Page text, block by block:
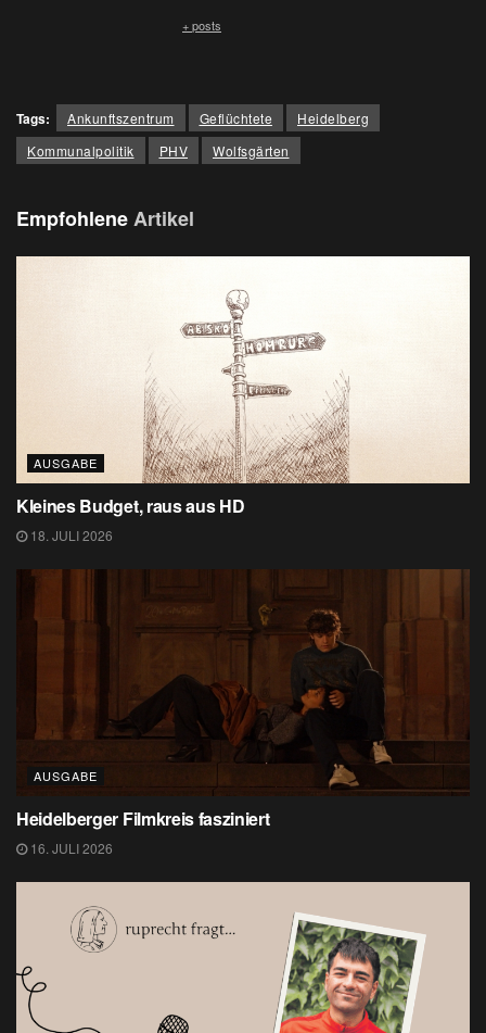
+ posts
Tags: Ankunftszentrum Geflüchtete
Heidelberg
Kommunalpolitik
PHV Wolfsgärten
EmpfohleneArtikel
AUSGABE
Kleines Budget, raus aus HD
18. JULI 2026
AUSGABE
Heidelberger Filmkreis fasziniert
16. JULI 2026